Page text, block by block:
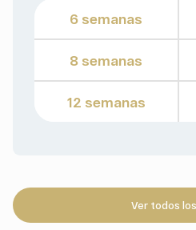
6 semanas
8 semanas
12 semanas
Ver todos